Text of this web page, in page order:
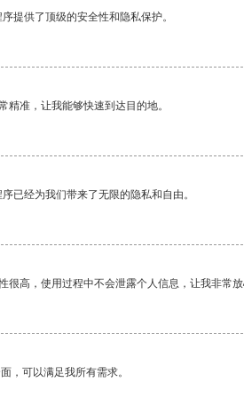
提供了顶级的安全性和隐私保护。
精准，让我能够快速到达目的地。
已经为我们带来了无限的隐私和自由。
很高，使用过程中不会泄露个人信息，让我非常
，可以满足我所有需求。